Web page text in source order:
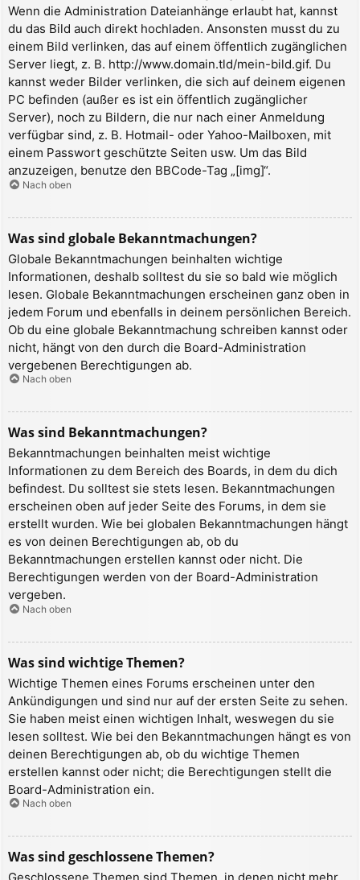
Wenn die Administration Dateianhänge erlaubt hat, kannst
du das Bild auch direkt hochladen. Ansonsten musst du zu
einem Bild verlinken, das auf einem öffentlich zugänglichen
Server liegt, z. B. http://www.domain.tld/mein-bild.gif. Du
kannst weder Bilder verlinken, die sich auf deinem eigenen
PC befinden (außer es ist ein öffentlich zugänglicher
Server), noch zu Bildern, die nur nach einer Anmeldung
verfügbar sind, z. B. Hotmail- oder Yahoo-Mailboxen, mit
einem Passwort geschützte Seiten usw. Um das Bild
anzuzeigen, benutze den BBCode-Tag „[img]“.
Nach oben
Was sind globale Bekanntmachungen?
Globale Bekanntmachungen beinhalten wichtige
Informationen, deshalb solltest du sie so bald wie möglich
lesen. Globale Bekanntmachungen erscheinen ganz oben in
jedem Forum und ebenfalls in deinem persönlichen Bereich.
Ob du eine globale Bekanntmachung schreiben kannst oder
nicht, hängt von den durch die Board-Administration
vergebenen Berechtigungen ab.
Nach oben
Was sind Bekanntmachungen?
Bekanntmachungen beinhalten meist wichtige
Informationen zu dem Bereich des Boards, in dem du dich
befindest. Du solltest sie stets lesen. Bekanntmachungen
erscheinen oben auf jeder Seite des Forums, in dem sie
erstellt wurden. Wie bei globalen Bekanntmachungen hängt
es von deinen Berechtigungen ab, ob du
Bekanntmachungen erstellen kannst oder nicht. Die
Berechtigungen werden von der Board-Administration
vergeben.
Nach oben
Was sind wichtige Themen?
Wichtige Themen eines Forums erscheinen unter den
Ankündigungen und sind nur auf der ersten Seite zu sehen.
Sie haben meist einen wichtigen Inhalt, weswegen du sie
lesen solltest. Wie bei den Bekanntmachungen hängt es von
deinen Berechtigungen ab, ob du wichtige Themen
erstellen kannst oder nicht; die Berechtigungen stellt die
Board-Administration ein.
Nach oben
Was sind geschlossene Themen?